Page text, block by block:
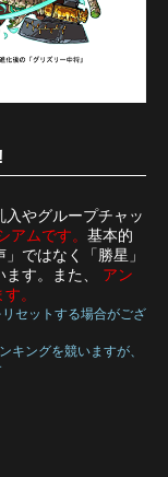
やグループチャッ
アムです。 基本的
ではなく「勝星」
す。また、 アン
。
セットする場合がござ
ングを競いますが、